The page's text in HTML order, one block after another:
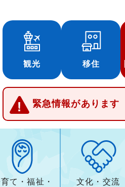
観光 移住
緊急情報があります
て・福祉・
文化・交流